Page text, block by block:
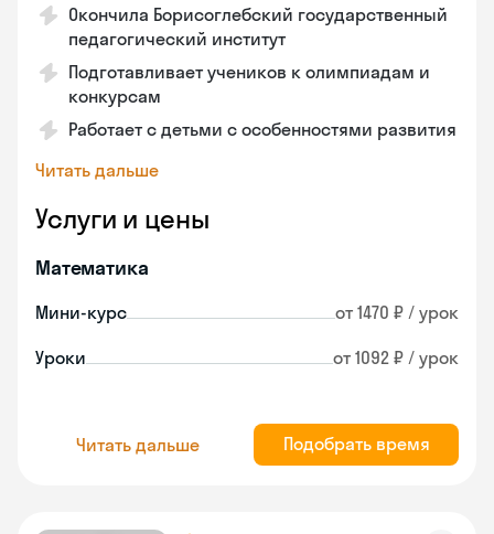
Окончила Борисоглебский государственный
педагогический институт
Подготавливает учеников к олимпиадам и
конкурсам
Работает с детьми с особенностями развития
Читать дальше
Услуги и цены
Математика
Мини-курс от 1470 ₽ / урок
Уроки от 1092 ₽ / урок
Читать дальше Подобрать время